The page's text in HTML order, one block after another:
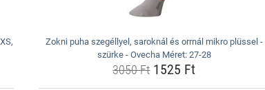
Zokni puha szegéllyel, saroknál és orrnál mikro plüssel -
szürke - Ovecha Méret: 27-28
3050 Ft1525 Ft